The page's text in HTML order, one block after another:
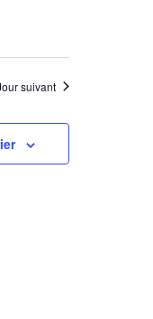
suivant